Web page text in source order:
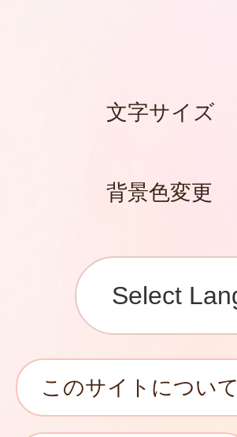
文字サイズ
背景色変更
このサイトについて